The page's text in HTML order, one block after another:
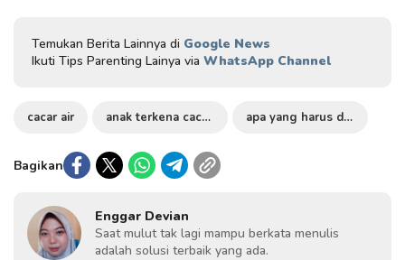
Temukan Berita Lainnya di Google News
Ikuti Tips Parenting Lainya via WhatsApp Channel
cacar air anak terkena cacar air apa yang harus dilakukan jika anak terkena cacar air
Bagikan
Enggar Devian
Saat mulut tak lagi mampu berkata menulis
adalah solusi terbaik yang ada.